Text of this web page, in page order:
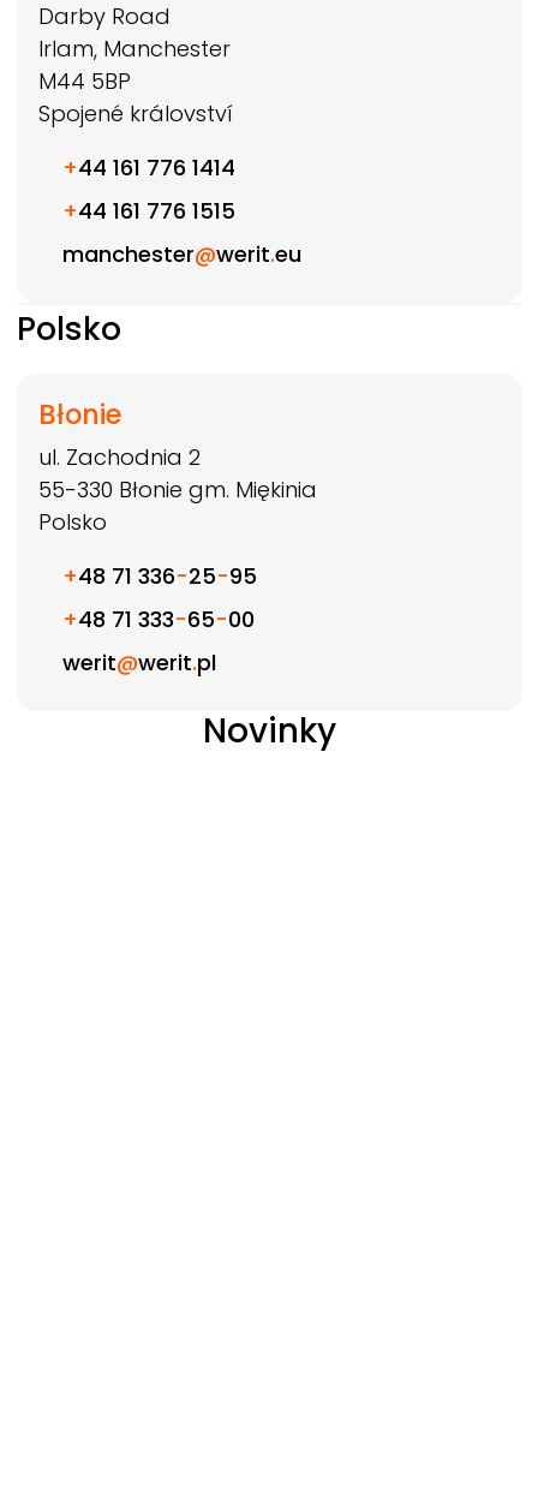
Darby Road
Irlam, Manchester
M44 5BP
Spojené království
+44 161 776 1414
+44 161 776 1515
manchester@werit.eu
Polsko
Błonie
ul. Zachodnia 2
55-330 Błonie gm. Miękinia
Polsko
+48 71 336-25-95
+48 71 333-65-00
werit@werit.pl
Novinky